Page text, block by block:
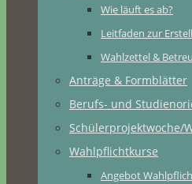
Wie läuft es ab?
Leitfaden zur
Wahlzettel &
Anträge & Formblätter
Berufs- und
Schülerprojektwoche/
Wahlpflichtkurse
Angebot